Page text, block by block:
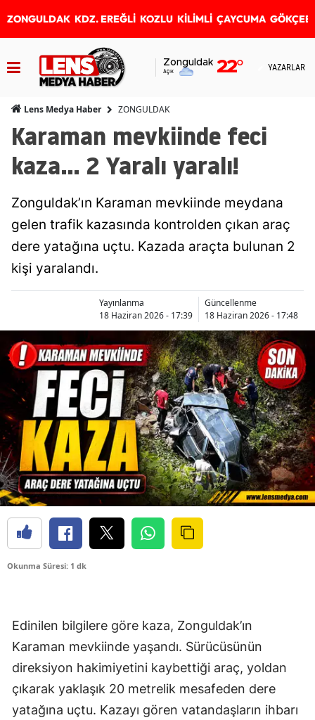
ZONGULDAK KDZ. EREĞLİ KOZLU KİLİMLİ ÇAYCUMA
Zonguldak
Açık 22° YAZARLAR
Lens Medya Haber ZONGULDAK
Karaman mevkiinde feci
kaza... 2 Yaralı yaralı!
Zonguldak’ın Karaman mevkiinde meydana
gelen trafik kazasında kontrolden çıkan araç
dere yatağına uçtu. Kazada araçta bulunan 2
kişi yaralandı.
Yayınlanma
18 Haziran 2026 - 17:39
Güncellenme
18 Haziran 2026 - 17:48
Okunma Süresi: 1 dk
Edinilen bilgilere göre kaza, Zonguldak’ın
Karaman mevkiinde yaşandı. Sürücüsünün
direksiyon hakimiyetini kaybettiği araç, yoldan
çıkarak yaklaşık 20 metrelik mesafeden dere
yatağına uçtu. Kazayı gören vatandaşların ihbarı